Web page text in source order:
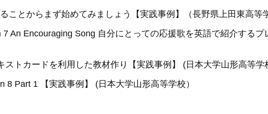
ことからまず始めてみましょう【実践事例】（長野県上田東高等
An Encouraging Song 自分にとっての応援歌を英語で紹介するプ
トカードを利用した教材作り【実践事例】 (日本大学山形高等学
Part 1 【実践事例】 (日本大学山形高等学校）